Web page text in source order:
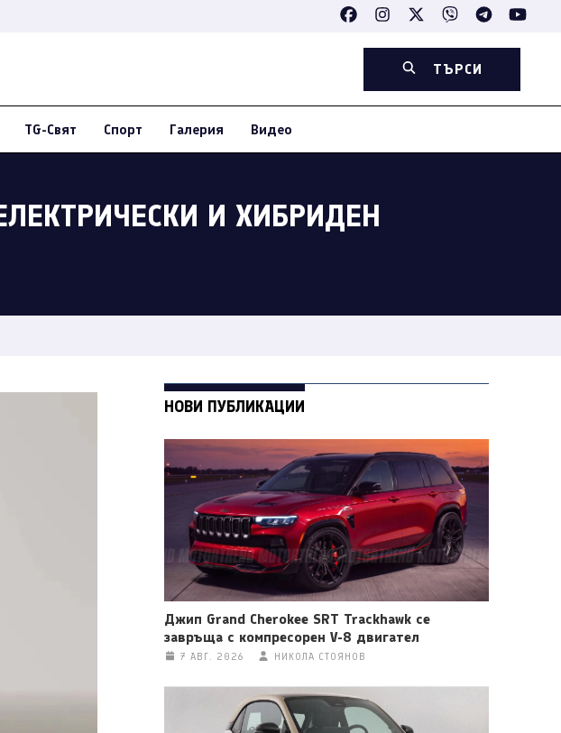
ТЪРСИ
TG-Свят Спорт Галерия Видео
И ХИБРИДЕН
НОВИ ПУБЛИКАЦИИ
Джип Grand Cherokee SRT Trackhawk се
завръща с компресорен V-8 двигател
7 АВГ. 2026 НИКОЛА СТОЯНОВ